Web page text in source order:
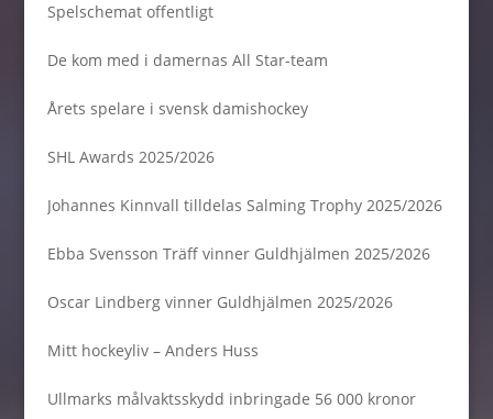
Spelschemat offentligt
De kom med i damernas All Star-team
Årets spelare i svensk damishockey
SHL Awards 2025/2026
Johannes Kinnvall tilldelas Salming Trophy 2025/2026
Ebba Svensson Träff vinner Guldhjälmen 2025/2026
Oscar Lindberg vinner Guldhjälmen 2025/2026
Mitt hockeyliv – Anders Huss
Ullmarks målvaktsskydd inbringade 56 000 kronor